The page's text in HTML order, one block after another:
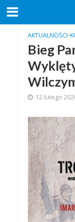
AKTUALNOŚCI•
Bieg
12 lutego